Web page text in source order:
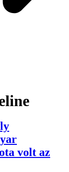
volt az